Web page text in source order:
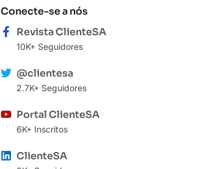
Conecte-se a nós
Revista ClienteSA
10K+ Seguidores
@clientesa
2.7K+ Seguidores
Portal ClienteSA
6K+ Inscritos
ClienteSA